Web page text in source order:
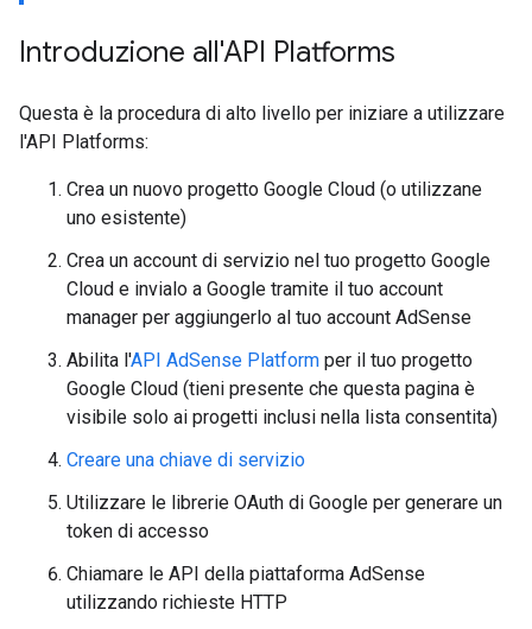
Introduzione all'API Platforms
Questa è la procedura di alto livello per iniziare a utilizzare
l'API Platforms:
Crea un nuovo progetto Google Cloud (o utilizzane
uno esistente)
Crea un account di servizio nel tuo progetto Google
Cloud e invialo a Google tramite il tuo account
manager per aggiungerlo al tuo account AdSense
Abilita l'API AdSense Platform per il tuo progetto
Google Cloud (tieni presente che questa pagina è
visibile solo ai progetti inclusi nella lista consentita)
Creare una chiave di servizio
Utilizzare le librerie OAuth di Google per generare un
token di accesso
Chiamare le API della piattaforma AdSense
utilizzando richieste HTTP